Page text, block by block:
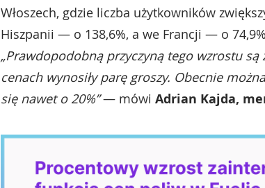
Włoszech, gdzie liczba użytkowników
Hiszpanii — o 138,6%, a we Francji — o
„Prawdopodobną przyczyną tego wzrostu
cenach wynosiły parę groszy. Obecnie
się nawet o 20%”— mówi Adrian Kajda,